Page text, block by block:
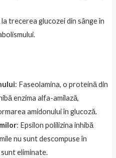
trecerea glucozei din sânge în
: Faseolamina, o proteină din
enzima alfa-amilază,
amidonului în glucoză.
: Epsilon polilizina inhibă
nu sunt descompuse în
eliminate.